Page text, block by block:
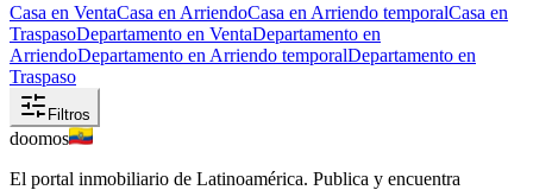
Casa en VentaCasa en ArriendoCasa en Arriendo temporalCasa en
TraspasoDepartamento en VentaDepartamento en
ArriendoDepartamento en Arriendo temporalDepartamento en
Traspaso
Filtros
doomos
El portal inmobiliario de Latinoamérica. Publica y encuentra